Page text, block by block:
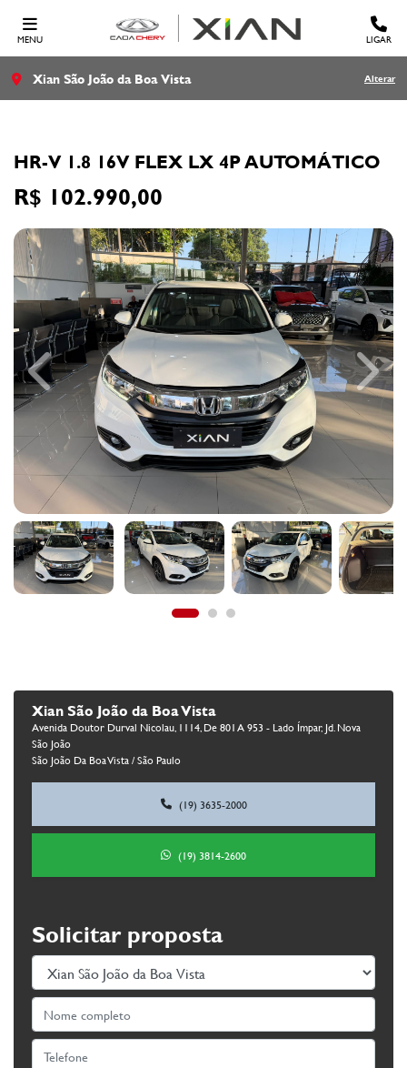
MENU LIGAR
Xian São João da Boa Vista Alterar
HR-V 1.8 16V FLEX LX 4P AUTOMÁTICO
R$ 102.990,00
Previous Next
Xian São João da Boa Vista
Avenida Doutor Durval Nicolau, 1114, De 801 A 953 - Lado Ímpar, Jd. Nova
São João
São João Da Boa Vista / São Paulo
(19) 3635-2000
(19) 3814-2600
Solicitar proposta